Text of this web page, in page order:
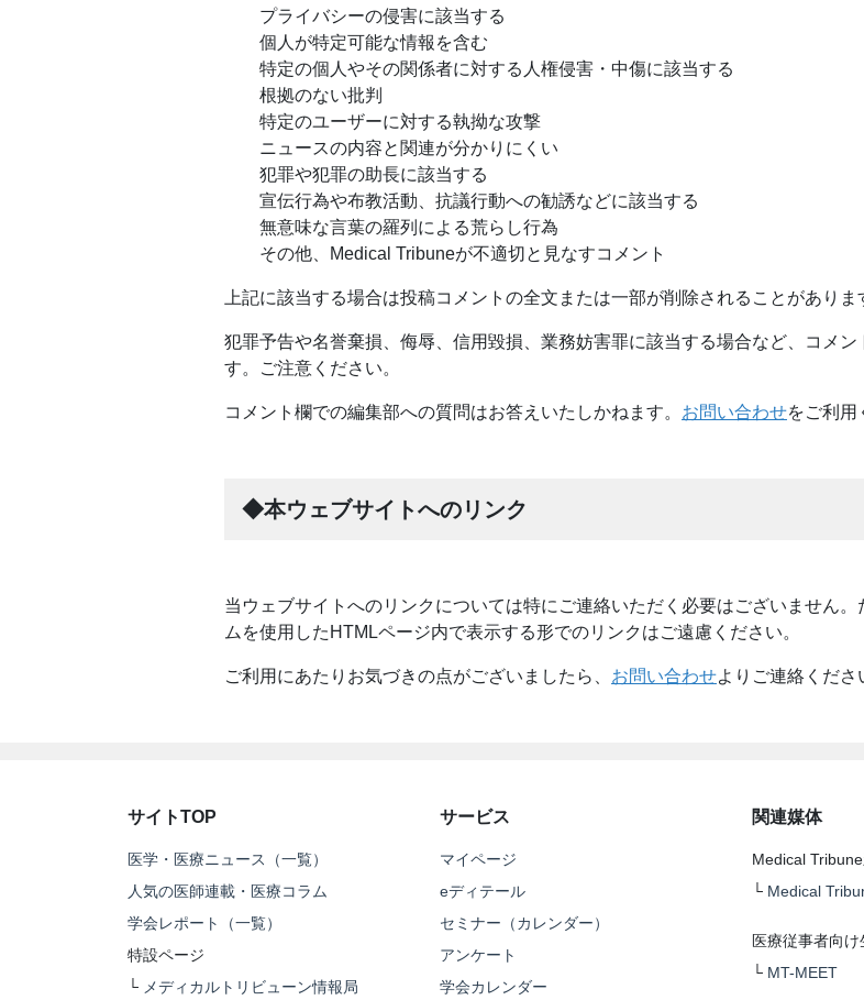
プライバシーの侵害に該当する
個人が特定可能な情報を含む
特定の個人やその関係者に対する人権侵害・中傷に該当する
根拠のない批判
特定のユーザーに対する執拗な攻撃
ニュースの内容と関連が分かりにくい
犯罪や犯罪の助長に該当する
宣伝行為や布教活動、抗議行動への勧誘などに該当する
無意味な言葉の羅列による荒らし行為
その他、Medical Tribuneが不適切と見なすコメント
上記に該当する場合は投稿コメントの全文または一部が削除されることがありま
犯罪予告や名誉棄損、侮辱、信用毀損、業務妨害罪に該当する場合など、コメ
す。ご注意ください。
コメント欄での編集部への質問はお答えいたしかねます。 お問い合わせをご利用
◆本ウェブサイトへのリンク
当ウェブサイトへのリンクについては特にご連絡いただく必要はございません
ムを使用したHTMLページ内で表示する形でのリンクはご遠慮ください。
ご利用にあたりお気づきの点がございましたら、 お問い合わせよりご連絡くださ
サイトTOP
医学・医療ニュース（一覧）
人気の医師連載・医療コラム
学会レポート（一覧）
特設ページ
└ メディカルトリビューン情報局
サービス
マイページ
eディテール
セミナー（カレンダー）
アンケート
学会カレンダー
関連媒体
Medical
└ Medical
医療従事者向
└ MT-MEET